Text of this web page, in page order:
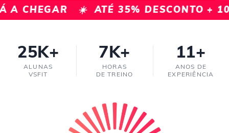
DESCONTO + 10% EXTRA COM
25K+
ALUNAS
VSFIT
7K+
HORAS
DE TREINO
11+
ANOS DE
EXPERIÊNCIA